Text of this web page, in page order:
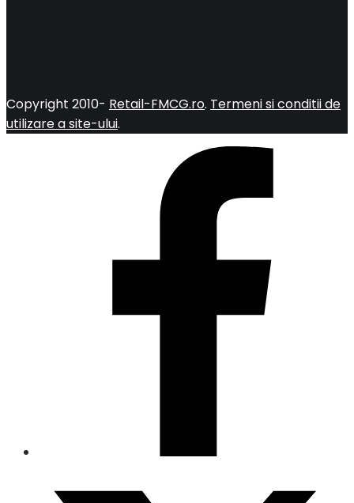
Copyright 2010- Retail-FMCG.ro. Termeni si conditii de
utilizare a site-ului.